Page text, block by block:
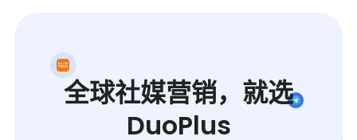
全球社媒营销，就选
DuoPlus